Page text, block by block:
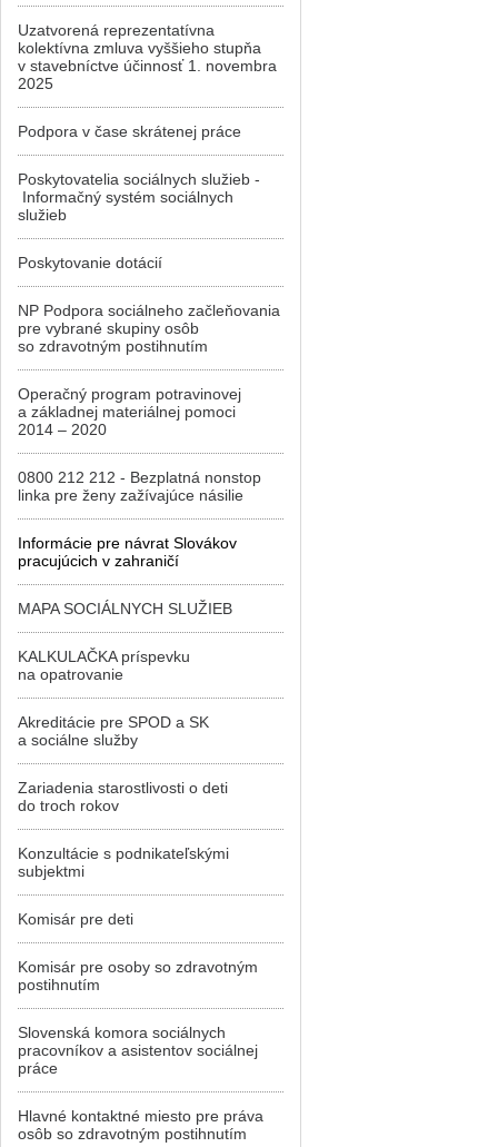
Uzatvorená reprezentatívna
kolektívna zmluva vyššieho stupňa
v stavebníctve účinnosť 1. novembra
2025
Podpora v čase skrátenej práce
Poskytovatelia sociálnych služieb -
Informačný systém sociálnych
služieb
Poskytovanie dotácií
NP Podpora sociálneho začleňovania
pre vybrané skupiny osôb
so zdravotným postihnutím
Operačný program potravinovej
a základnej materiálnej pomoci
2014 – 2020
0800 212 212 - Bezplatná nonstop
linka pre ženy zažívajúce násilie
Informácie pre návrat Slovákov
pracujúcich v zahraničí
MAPA SOCIÁLNYCH SLUŽIEB
KALKULAČKA príspevku
na opatrovanie
Akreditácie pre SPOD a SK
a sociálne služby
Zariadenia starostlivosti o deti
do troch rokov
Konzultácie s podnikateľskými
subjektmi
Komisár pre deti
Komisár pre osoby so zdravotným
postihnutím
Slovenská komora sociálnych
pracovníkov a asistentov sociálnej
práce
Hlavné kontaktné miesto pre práva
osôb so zdravotným postihnutím